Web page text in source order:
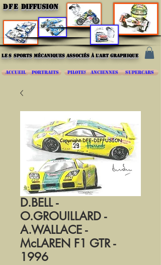
DFE DIFFUSION
les sports mécaniques associés à l'art graphique
ACCUEIL PORTRAITS PILOTES ANCIENNES SUPERCARS
D.BELL -
O.GROUILLARD -
A.WALLACE -
McLAREN F1 GTR -
1996